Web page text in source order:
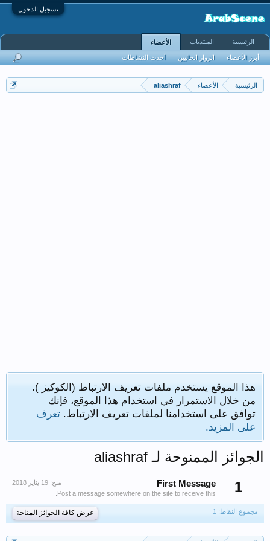
تسجيل الدخول
الرئيسية الأعضاء aliashraf
هذا الموقع يستخدم ملفات تعريف الارتباط (الكوكيز ).
من خلال الاستمرار في استخدام هذا الموقع، فإنك
توافق على استخدامنا لملفات تعريف الارتباط. تعرف
على المزيد.
الجوائز الممنوحة لـ aliashraf
1
منح: First Message
Post a message somewhere on the site to receive this.
مجموع النقاط: 1 عرض كافة الجوائز المتاحة
الرئيسية المنتديات الأعضاء
أبرز الأعضاء الزوار الحاليين أحدث النشاطات